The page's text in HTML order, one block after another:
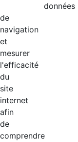
données
de
navigation
et
mesurer
l'efficacité
du
site
internet
afin
de
comprendre